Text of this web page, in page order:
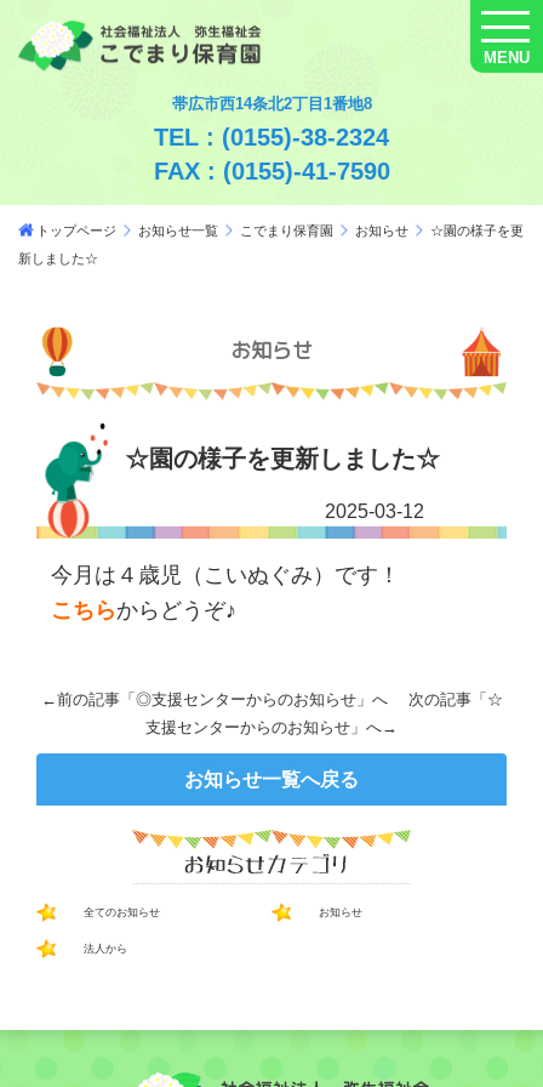
帯広市西14条北2丁目1番地8
TEL : (0155)-38-2324
FAX : (0155)-41-7590
MENU
トップページ お知らせ一覧 こでまり保育園 お知らせ
☆園の様子を更
新しました☆
お知らせ
☆園の様子を更新しました☆
2025-03-12
今月は４歳児（こいぬぐみ）です！
こちらからどうぞ♪
←前の記事「 ◎支援センターからのお知らせ」へ 次の記事「 ☆
支援センターからのお知らせ 」へ→
お知らせ一覧へ戻る
全てのお知らせ お知らせ
法人から